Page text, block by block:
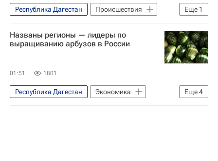
Еще 1
Республика Дагестан
Происшествия
Россия
Названы регионы — лидеры по
выращиванию арбузов в России
01:51 1801
Еще4
Республика Дагестан
Экономика
Волгоградская область
Поволжье